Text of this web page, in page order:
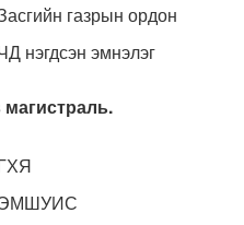
газрын ордон
нэгдсэн эмнэлэг
магистраль.